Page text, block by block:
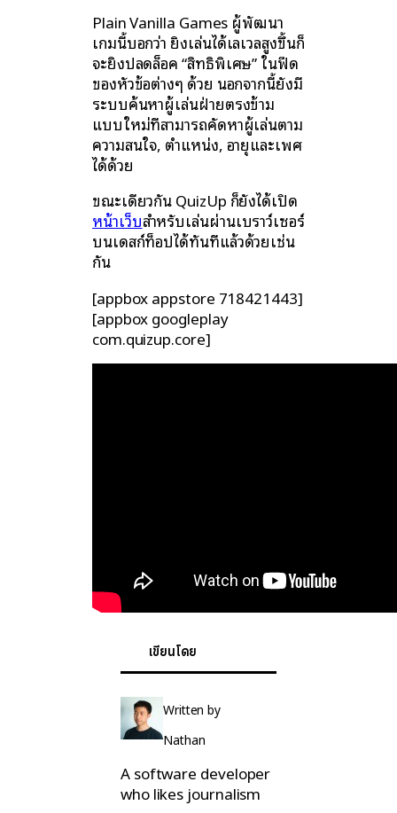
Plain Vanilla Games ผู้พัฒนา
เกมนี้บอกว่า ยิ่งเล่นได้เลเวลสูงขึ้นก็
จะยิ่งปลดล็อค “สิทธิพิเศษ” ในฟีด
ของหัวข้อต่างๆ ด้วย นอกจากนี้ยังมี
ระบบค้นหาผู้เล่นฝ่ายตรงข้าม
แบบใหม่ที่สามารถคัดหาผู้เล่นตาม
ความสนใจ, ตำแหน่ง, อายุและเพศ
ได้ด้วย
ขณะเดียวกัน QuizUp ก็ยังได้เปิด
หน้าเว็บสำหรับเล่นผ่านเบราว์เซอร์
บนเดสก์ท็อปได้ทันทีแล้วด้วยเช่น
กัน
[appbox appstore 718421443]
[appbox googleplay
com.quizup.core]
เขียนโดย
Written by
Nathan
A software developer
who likes journalism